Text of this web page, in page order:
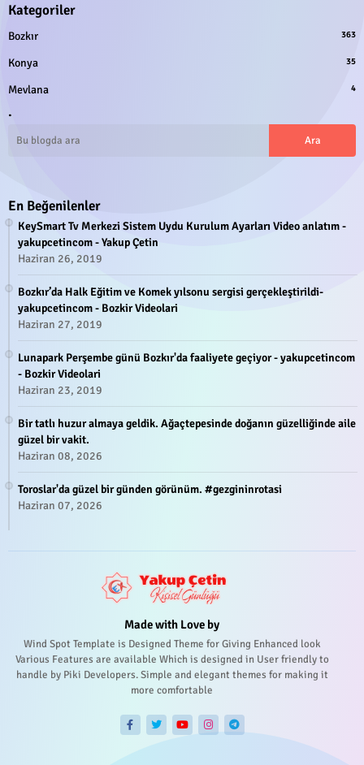
Kategoriler
Bozkır 363
Konya 35
Mevlana 4
.
En Beğenilenler
KeySmart Tv Merkezi Sistem Uydu Kurulum Ayarları Video anlatım -
yakupcetincom - Yakup Çetin
Haziran 26, 2019
Bozkır’da Halk Eğitim ve Komek yılsonu sergisi gerçekleştirildi-
yakupcetincom - Bozkir Videolari
Haziran 27, 2019
Lunapark Perşembe günü Bozkır'da faaliyete geçiyor - yakupcetincom
- Bozkir Videolari
Haziran 23, 2019
Bir tatlı huzur almaya geldik. Ağaçtepesinde doğanın güzelliğinde aile
güzel bir vakit.
Haziran 08, 2026
Toroslar'da güzel bir günden görünüm. #gezgininrotasi
Haziran 07, 2026
Made with Love by
Wind Spot Template is Designed Theme for Giving Enhanced look
Various Features are available Which is designed in User friendly to
handle by Piki Developers. Simple and elegant themes for making it
more comfortable